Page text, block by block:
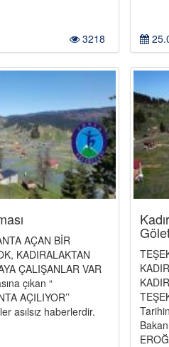
3218
AÇAN BİR
KADIRALAKTAN
ÇALIŞANLAR VAR
çıkan “
AÇILIYOR’’
asılsız haberlerdir.